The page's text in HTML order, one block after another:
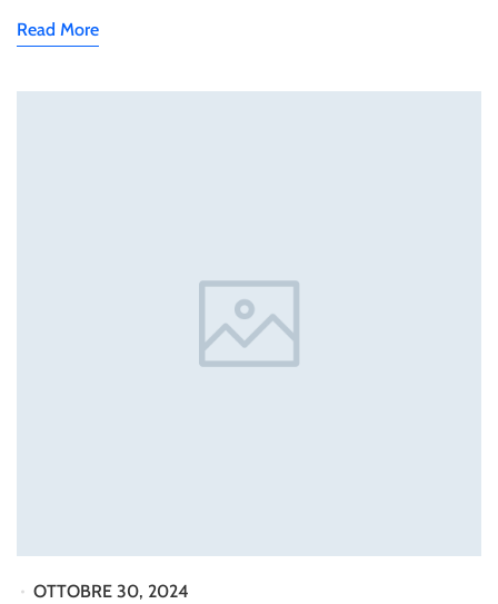
Read More
OTTOBRE 30, 2024